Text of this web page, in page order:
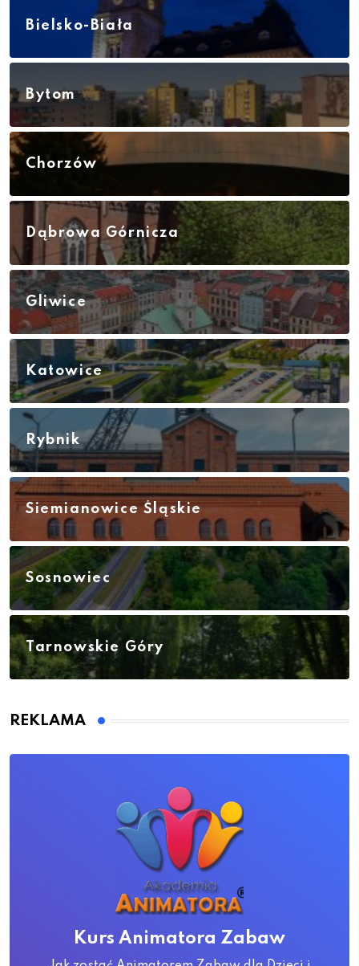
Bielsko-Biała
Bytom
Chorzów
Dąbrowa Górnicza
Gliwice
Katowice
Rybnik
Siemianowice Śląskie
Sosnowiec
Tarnowskie Góry
REKLAMA
Kurs Animatora Zabaw